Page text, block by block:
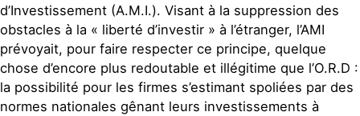
d’Investissement (A.M.I.). Visant à la suppression des
obstacles à la « liberté d’investir » à l’étranger, l’AMI
prévoyait, pour faire respecter ce principe, quelque
chose d’encore plus redoutable et illégitime que l’O.R.D :
la possibilité pour les firmes s’estimant spoliées par des
normes nationales gênant leurs investissements à